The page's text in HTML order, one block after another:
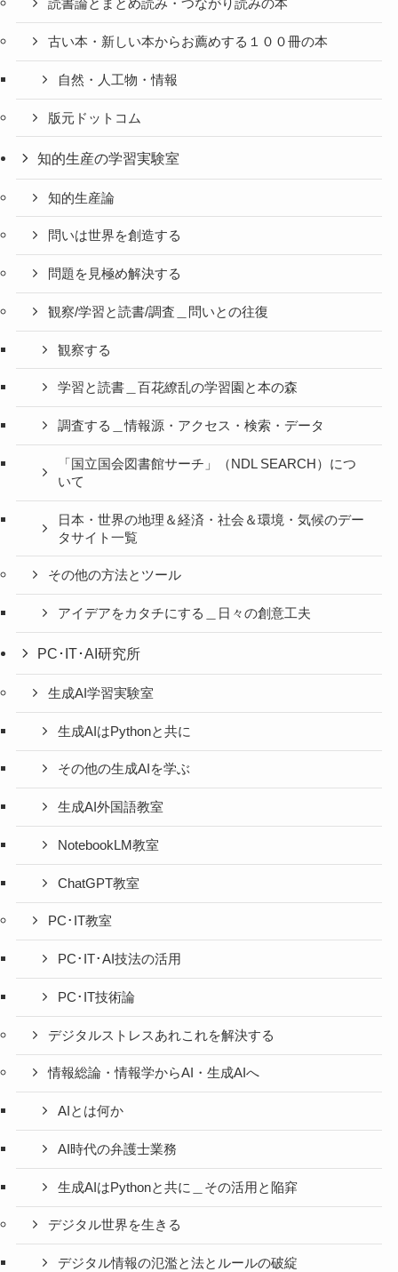
読書論とまとめ読み・つながり読みの本
古い本・新しい本からお薦めする１００冊の本
自然・人工物・情報
版元ドットコム
知的生産の学習実験室
知的生産論
問いは世界を創造する
問題を見極め解決する
観察/学習と読書/調査＿問いとの往復
観察する
学習と読書＿百花繚乱の学習園と本の森
調査する＿情報源・アクセス・検索・データ
「国立国会図書館サーチ」（NDL SEARCH）につ
いて
日本・世界の地理＆経済・社会＆環境・気候のデー
タサイト一覧
その他の方法とツール
アイデアをカタチにする＿日々の創意工夫
PC･IT･AI研究所
生成AI学習実験室
生成AIはPythonと共に
その他の生成AIを学ぶ
生成AI外国語教室
NotebookLM教室
ChatGPT教室
PC･IT教室
PC･IT･AI技法の活用
PC･IT技術論
デジタルストレスあれこれを解決する
情報総論・情報学からAI・生成AIへ
AIとは何か
AI時代の弁護士業務
生成AIはPythonと共に＿その活用と陥穽
デジタル世界を生きる
デジタル情報の氾濫と法とルールの破綻